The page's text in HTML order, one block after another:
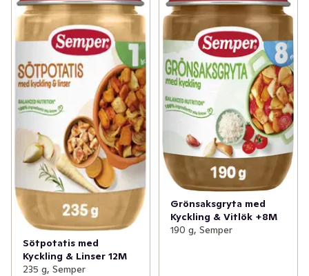
Sötpotatis med
Kyckling & Linser 12M
235 g, Semper
Grönsaksgryta med
Kyckling & Vitlök +8M
190 g, Semper